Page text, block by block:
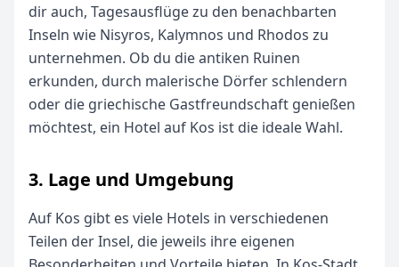
dir auch, Tagesausflüge zu den benachbarten
Inseln wie Nisyros, Kalymnos und Rhodos zu
unternehmen. Ob du die antiken Ruinen
erkunden, durch malerische Dörfer schlendern
oder die griechische Gastfreundschaft genießen
möchtest, ein Hotel auf Kos ist die ideale Wahl.
3. Lage und Umgebung
Auf Kos gibt es viele Hotels in verschiedenen
Teilen der Insel, die jeweils ihre eigenen